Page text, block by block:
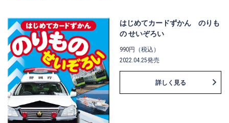
はじめてカードずかん のりも
の せいぞろい
990円（税込）
2022.04.25発売
詳しく見る